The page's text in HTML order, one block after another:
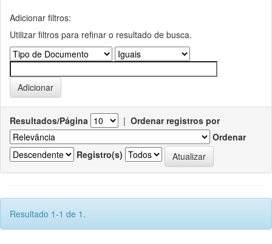
Adicionar filtros:
Utilizar filtros para refinar o resultado de busca.
Resultados/Página | Ordenar registros por
Ordenar
Registro(s)
Resultado 1-1 de 1.